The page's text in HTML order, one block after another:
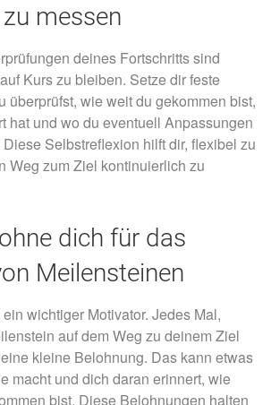
messen
deines Fortschritts sind
Kurs zu bleiben. Setze dir feste
überprüfst, wie weit du gekommen bist,
hat und wo du eventuell Anpassungen
Selbstreflexion hilft dir, flexibel zu
Weg zum Ziel kontinuierlich zu
dich für das
Meilensteinen
wichtiger Motivator. Jedes Mal,
auf dem Weg zu deinem Ziel
kleine Belohnung. Das kann etwas
macht und dich daran erinnert, wie
bist. Diese Belohnungen halten